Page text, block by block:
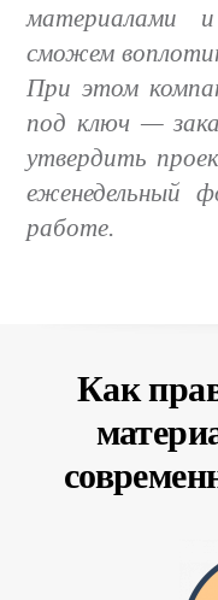
материалами
сможем
При этом
под ключ —
утвердить
еженедельный
работе.
Как